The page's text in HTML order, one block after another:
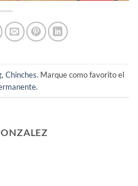
, Chinches. Marque como favorito el
.